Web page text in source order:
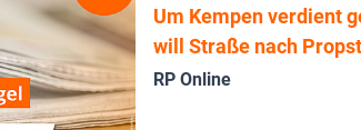
Um Kempen verdient
will Straße nach
RP Online